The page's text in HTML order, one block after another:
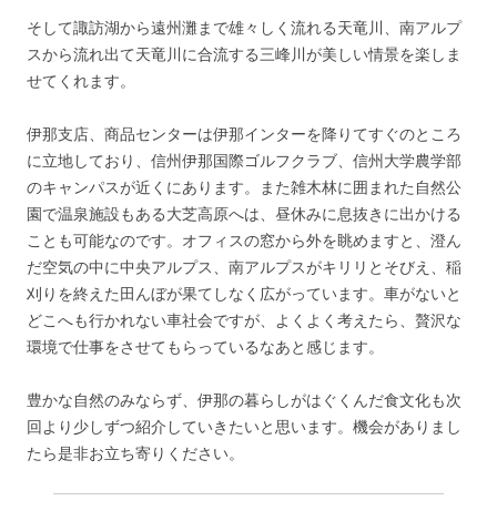
そして諏訪湖から遠州灘まで雄々しく流れる天竜川、南アルプ
スから流れ出て天竜川に合流する三峰川が美しい情景を楽しま
せてくれます。
伊那支店、商品センターは伊那インターを降りてすぐのところ
に立地しており、信州伊那国際ゴルフクラブ、信州大学農学部
のキャンパスが近くにあります。また雑木林に囲まれた自然公
園で温泉施設もある大芝高原へは、昼休みに息抜きに出かける
ことも可能なのです。オフィスの窓から外を眺めますと、澄ん
だ空気の中に中央アルプス、南アルプスがキリリとそびえ、稲
刈りを終えた田んぼが果てしなく広がっています。車がないと
どこへも行かれない車社会ですが、よくよく考えたら、贅沢な
環境で仕事をさせてもらっているなあと感じます。
豊かな自然のみならず、伊那の暮らしがはぐくんだ食文化も次
回より少しずつ紹介していきたいと思います。機会がありまし
たら是非お立ち寄りください。